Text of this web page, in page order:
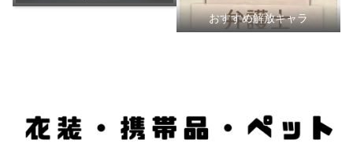
おすすめ解放キャラ